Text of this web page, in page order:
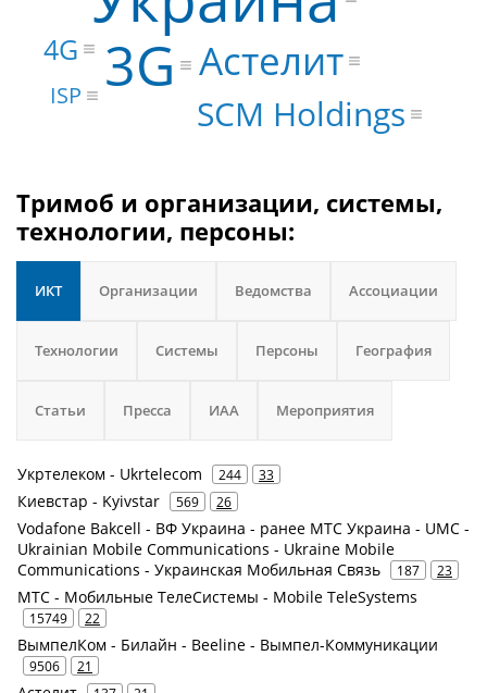
3G Астелит
SCM Holdings
4G
ISP
Тримоб и организации, системы,
технологии, персоны:
ИКТ Организации Ведомства Ассоциации
Технологии Системы Персоны География
Статьи Пресса ИАА Мероприятия
Укртелеком - Ukrtelecom 244 33
Киевстар - Kyivstar 569 26
Vodafone Bakcell - ВФ Украина - ранее МТС Украина - UMC -
Ukrainian Mobile Communications - Ukraine Mobile
Communications - Украинская Мобильная Связь
187 23
МТС - Мобильные ТелеСистемы - Mobile TeleSystems
15749 22
ВымпелКом - Билайн - Beeline - Вымпел-Коммуникации
9506 21